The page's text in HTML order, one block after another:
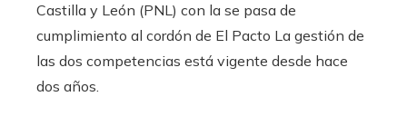
Castilla y León (PNL) con la se pasa de
cumplimiento al cordón de El Pacto La gestión de
las dos competencias está vigente desde hace
dos años.